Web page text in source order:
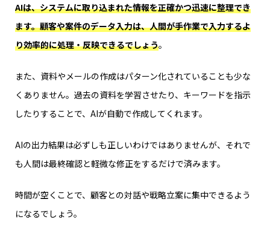
AIは、システムに取り込まれた情報を正確かつ迅速に整理でき
ます。顧客や案件のデータ入力は、人間が手作業で入力するよ
り効率的に処理・反映できるでしょう。
また、資料やメールの作成はパターン化されていることも少な
くありません。過去の資料を学習させたり、キーワードを指示
したりすることで、AIが自動で作成してくれます。
AIの出力結果は必ずしも正しいわけではありませんが、それで
も人間は最終確認と軽微な修正をするだけで済みます。
時間が空くことで、顧客との対話や戦略立案に集中できるよう
になるでしょう。